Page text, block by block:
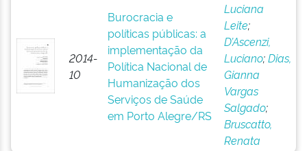
2014-
10
Burocracia e
políticas públicas: a
implementação da
Política Nacional de
Humanização dos
Serviços de Saúde
em Porto Alegre/RS
Luciana
Leite;
D’Ascenzi,
Luciano;Dias,
Gianna
Vargas
Salgado;
Bruscatto,
Renata